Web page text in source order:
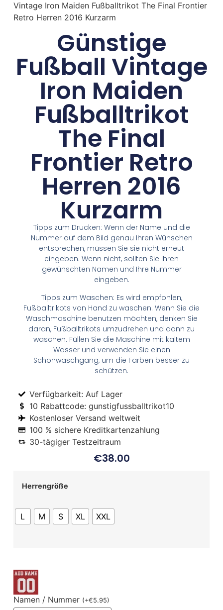
Vintage Iron Maiden Fußballtrikot The Final Frontier
Retro Herren 2016 Kurzarm
Günstige
Fußball Vintage
Iron Maiden
Fußballtrikot
The Final
Frontier Retro
Herren 2016
Kurzarm
Tipps zum Drucken: Wenn der Name und die
Nummer auf dem Bild genau Ihren Wünschen
entsprechen, müssen Sie sie nicht erneut
eingeben. Wenn nicht, sollten Sie Ihren
gewünschten Namen und Ihre Nummer
eingeben.
Tipps zum Waschen: Es wird empfohlen,
Fußballtrikots von Hand zu waschen. Wenn Sie die
Waschmaschine benutzen möchten, denken Sie
daran, Fußballtrikots umzudrehen und dann zu
waschen. Füllen Sie die Maschine mit kaltem
Wasser und verwenden Sie einen
Schonwaschgang, um die Farben besser zu
schützen.
Verfügbarkeit: Auf Lager
10 Rabattcode: gunstigfussballtrikot10
Kostenloser Versand weltweit
100 % sichere Kreditkartenzahlung
30-tägiger Testzeitraum
€38.00
Herrengröße
L M S XL XXL
Namen / Nummer (+€5.95)